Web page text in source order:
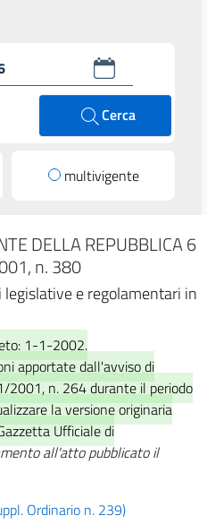
Cerca
multivigente
DELLA REPUBBLICA 6
n. 380
legislative e regolamentari in
1-1-2002.
apportate dall'avviso di
2001, n. 264 durante il periodo
la versione originaria
Ufficiale di
all'atto pubblicato il
Ordinario n. 239)